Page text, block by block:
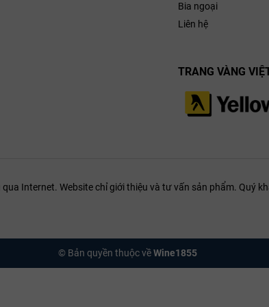
Château Grenouilles Chablis
Bia ngoại
Liên hệ
TRANG VÀNG
Internet. Website chỉ giới thiệu và tư vấn sản phẩm. Quý
© Bản quyền thuộc vềWine1855